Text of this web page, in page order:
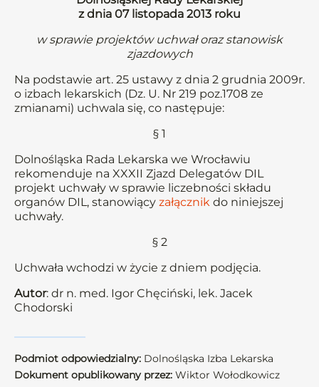
z dnia 07 listopada 2013 roku
w sprawie projektów uchwał oraz stanowisk
zjazdowych
Na podstawie art. 25 ustawy z dnia 2 grudnia 2009r.
o izbach lekarskich (Dz. U. Nr 219 poz.1708 ze
zmianami) uchwala się, co następuje:
§ 1
Dolnośląska Rada Lekarska we Wrocławiu
rekomenduje na XXXII Zjazd Delegatów DIL
projekt uchwały w sprawie liczebności składu
organów DIL, stanowiący załącznik do niniejszej
uchwały.
§ 2
Uchwała wchodzi w życie z dniem podjęcia.
Autor: dr n. med. Igor Chęciński, lek. Jacek
Chodorski
Podmiot odpowiedzialny: Dolnośląska Izba Lekarska
Dokument opublikowany przez: Wiktor Wołodkowicz